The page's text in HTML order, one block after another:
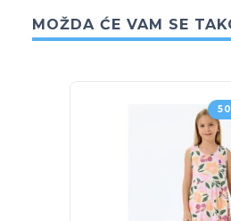
MOŽDA ĆE VAM SE